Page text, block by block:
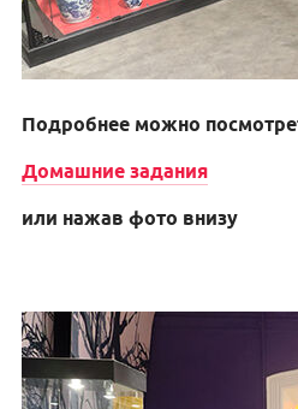
Подробнее можно
Домашние задания
или нажав фото внизу